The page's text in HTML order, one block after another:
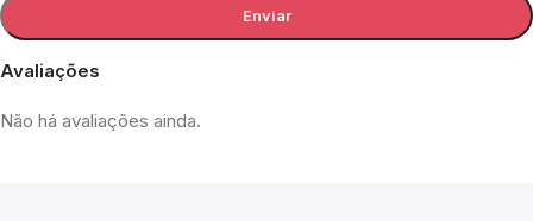
Avaliações
Não há avaliações ainda.